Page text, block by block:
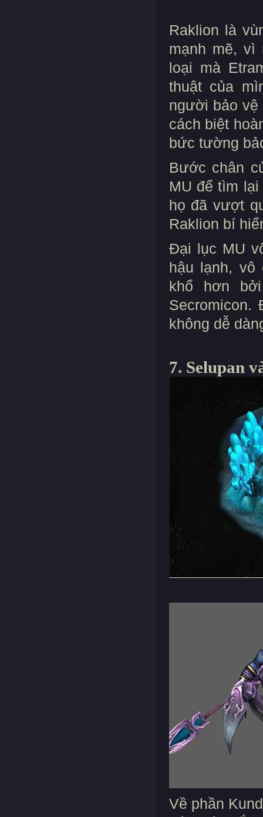
Raklion là
mạnh mẽ, vì
loại mà
thuật của
người bảo vệ
cách biệt
bức tường
Bước chân
MU để tìm
họ đã vượt
Raklion bí
Đại lục MU
hậu lạnh, vô
khổ hơn
không dễ
7. Selupan
Về phần